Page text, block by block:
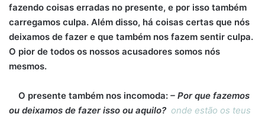
fazendo coisas erradas no presente, e por isso também
carregamos culpa. Além disso, há coisas certas que nós
deixamos de fazer e que também nos fazem sentir culpa.
O pior de todos os nossos acusadores somos nós
mesmos.
O presente também nos incomoda: – Por que fazemos
ou deixamos de fazer isso ou aquilo? onde estão os teus